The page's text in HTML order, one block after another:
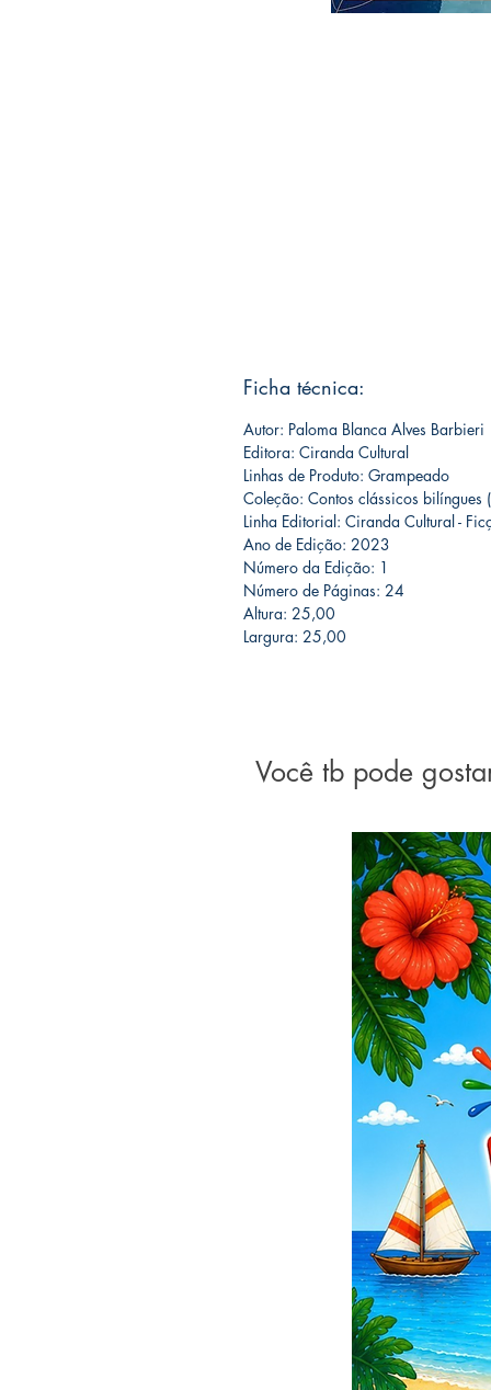
Ficha técnica:
Autor: Paloma Blanca Alves Barbieri
Editora: Ciranda Cultural
Linhas de Produto: Grampeado
Coleção: Contos clássicos bilíngues
Linha Editorial: Ciranda Cultural -
Ano de Edição: 2023
Número da Edição: 1
Número de Páginas: 24
Altura: 25,00
Largura: 25,00
Você tb pode